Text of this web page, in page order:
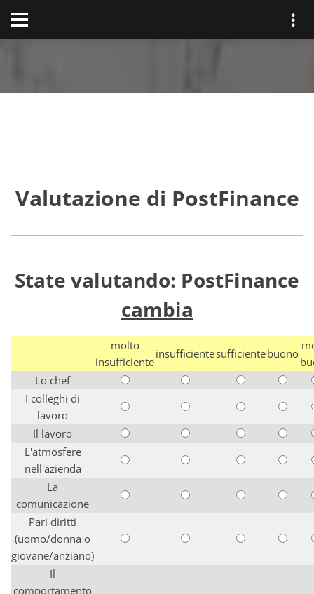
Valutazione di PostFinance
State valutando: PostFinance
cambia
molto
insufficiente
insufficientesufficientebuono
Lo chef
I colleghi di
lavoro
Il lavoro
L'atmosfere
nell'azienda
La
comunicazione
Pari diritti
(uomo/donna o
giovane/anziano)
Il
comportamento